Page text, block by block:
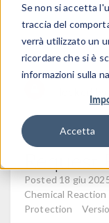
Se non si accetta
traccia del
verrà utilizzato un
ricordare che si è
informazioni sulla
Accetta
NEW
Request
Posted 18 giu
Chemical
Protection